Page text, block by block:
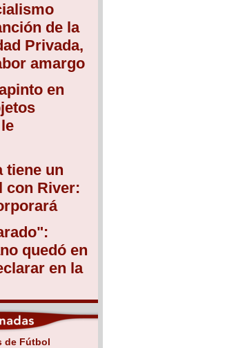
de la
Privada,
amargo
en
tiene un
con River:
quedó en
en la
de Fútbol